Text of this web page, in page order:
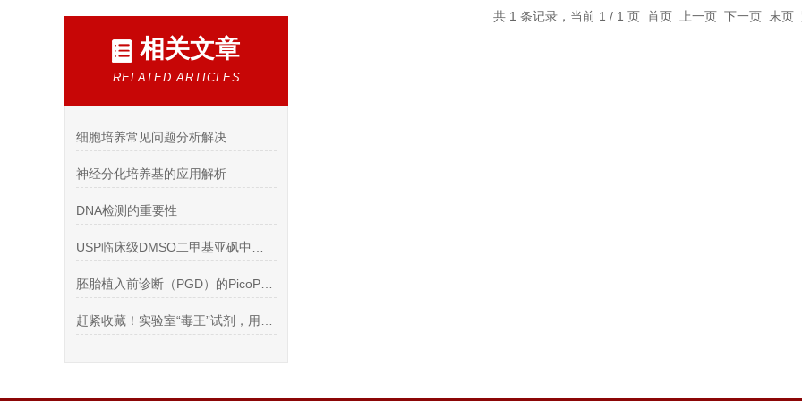
相关文章
RELATED ARTICLES
细胞培养常见问题分析解决
神经分化培养基的应用解析
DNA检测的重要性
共 1 条记录，当前 1 / 1 页 首页 上一页 下一页 末页